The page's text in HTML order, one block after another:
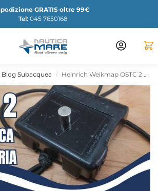
GRATIS oltre 99€
Tel: 045 7650168
Subacquea / Heinrich Weikmap OSTC 2 Batteria scarica e non si accende. Come fare?